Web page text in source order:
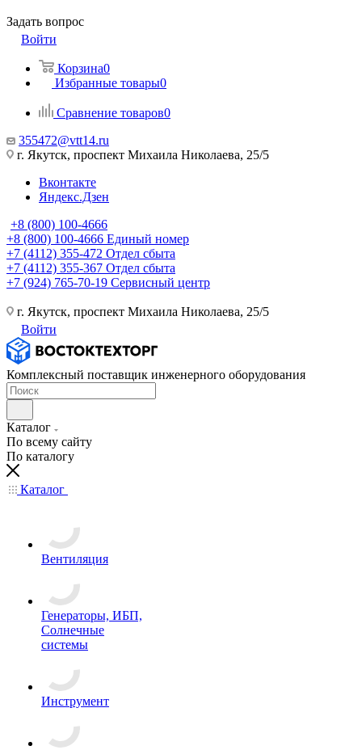
Задать вопрос
Войти
Корзина0
Избранные товары0
Сравнение товаров0
355472@vtt14.ru
г. Якутск, проспект Михаила Николаева, 25/5
Вконтакте
Яндекс.Дзен
+8 (800) 100-4666
+8 (800) 100-4666 Единый номер
+7 (4112) 355-472 Отдел сбыта
+7 (4112) 355-367 Отдел сбыта
+7 (924) 765-70-19 Сервисный центр
г. Якутск, проспект Михаила Николаева, 25/5
Войти
Комплексный поставщик инженерного оборудования
Каталог
По всему сайту
По каталогу
Каталог
Вентиляция
Генераторы, ИБП,
Солнечные
системы
Инструмент